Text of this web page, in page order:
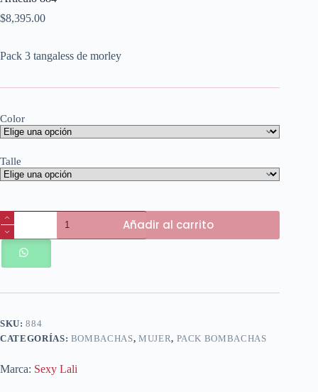
$8,395.00
Pack 3 tangaless de morley
Color
Talle
Articulo
884
cantidad
Añadir al carrito
SKU:884
CATEGORÍAS: BOMBACHAS, MUJER, PACK BOMBACHAS
Marca: Sexy Lali